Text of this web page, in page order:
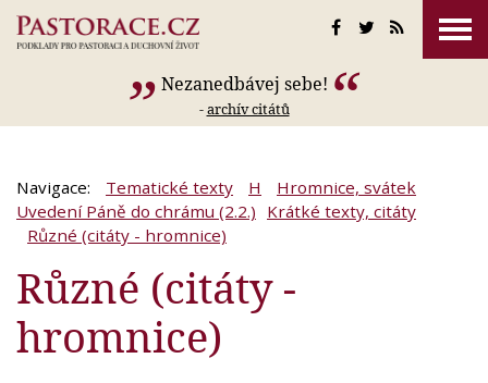
Nezanedbávej sebe!
-archív citátů
Navigace: Tematické texty H
Hromnice, svátek
Uvedení Páně do chrámu (2.2.) Krátké texty, citáty
Různé (citáty - hromnice)
Různé (citáty -
hromnice)